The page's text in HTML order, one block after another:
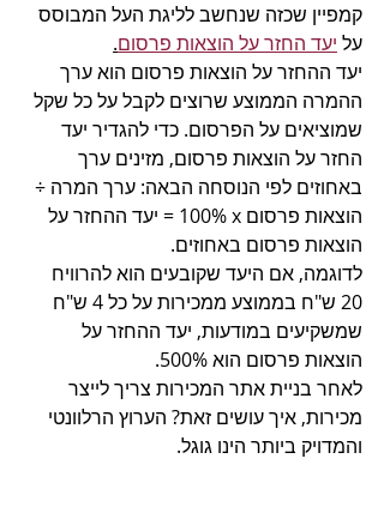
קמפיין שכזה שנחשב לליגת העל המבוסס
על יעד החזר על הוצאות פרסום.
יעד ההחזר על הוצאות פרסום הוא ערך
ההמרה הממוצע שרוצים לקבל על כל שקל
שמוציאים על הפרסום. כדי להגדיר יעד
החזר על הוצאות פרסום, מזינים ערך
באחוזים לפי הנוסחה הבאה: ערך המרה ÷
הוצאות פרסום x‏‏ 100% = יעד ההחזר על
הוצאות פרסום באחוזים.
לדוגמה, אם היעד שקובעים הוא להרוויח
20 ש"ח בממוצע ממכירות על כל 4 ש"ח
שמשקיעים במודעות, יעד ההחזר על
הוצאות פרסום הוא 500%.
לאחר בניית אתר המכירות צריך לייצר
מכירות, איך עושים זאת? הערוץ הרלוונטי
והמדויק ביותר הינו גוגל.